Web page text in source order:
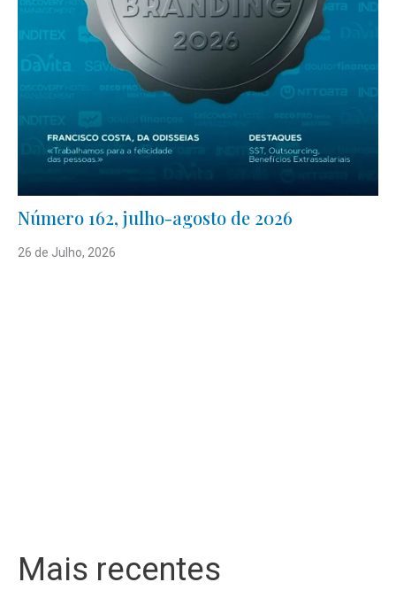
Número 162, julho-agosto de 2026
26 de Julho, 2026
Mais recentes